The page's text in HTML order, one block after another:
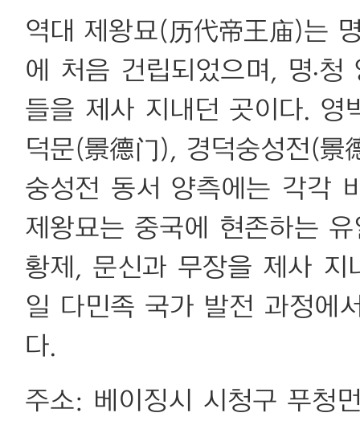
역대 제왕묘(历代帝王庙)는
에 처음 건립되었으며, 명·
들을 제사 지내던 곳이다.
덕문(景德门), 경덕숭성전(景
숭성전 동서 양측에는 각각
제왕묘는 중국에 현존하는
황제, 문신과 무장을 제사 지
일 다민족 국가 발전 과정에
다.
주소: 베이징시 시청구 푸청